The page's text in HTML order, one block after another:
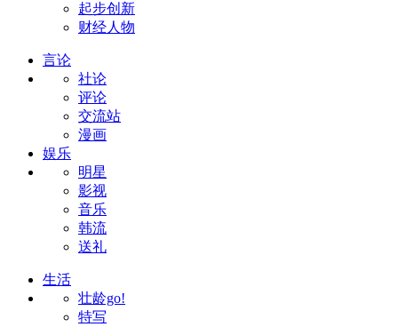
起步创新
财经人物
言论
社论
评论
交流站
漫画
娱乐
明星
影视
音乐
韩流
送礼
生活
壮龄go!
特写